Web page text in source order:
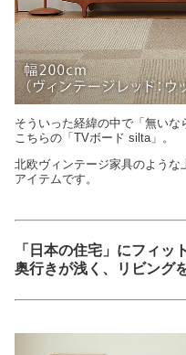
そういった経緯の中で「無いな
こちらの「TVボード silta」。
北欧ヴィンテージ家具のよう
アイテムです。
「日本の住宅」にフィッ
奥行きが浅く、リビング